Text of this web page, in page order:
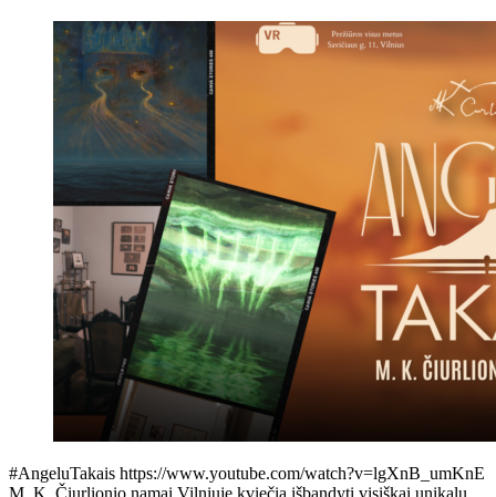
#AngeluTakais https://www.youtube.com/watch?v=lgXnB_umKnE
M. K. Čiurlionio namai Vilniuje kviečia išbandyti visiškai unikalų